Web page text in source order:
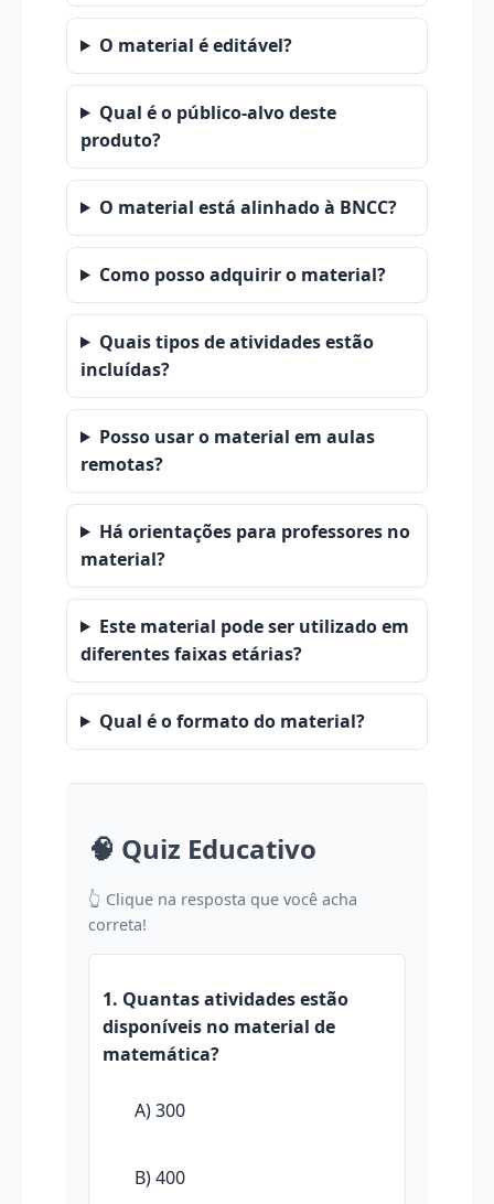
O material é editável?
Qual é o público-alvo deste
produto?
O material está alinhado à BNCC?
Como posso adquirir o material?
Quais tipos de atividades estão
incluídas?
Posso usar o material em aulas
remotas?
Há orientações para professores no
material?
Este material pode ser utilizado em
diferentes faixas etárias?
Qual é o formato do material?
🧠 Quiz Educativo
👆 Clique na resposta que você acha
correta!
1. Quantas atividades estão
disponíveis no material de
matemática?
A) 300
B) 400